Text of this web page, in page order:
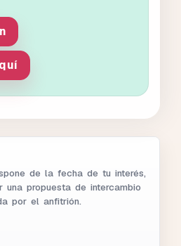
de la fecha de tu interés,
una propuesta de intercambio
por el anfitrión.